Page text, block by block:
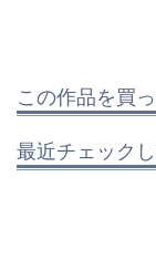
この作品を買
最近チェック